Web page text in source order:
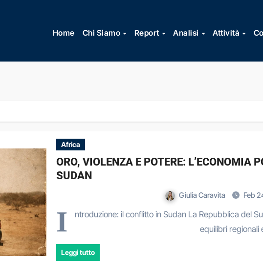
contenuto
Home Chi Siamo Report Analisi Attività
Africa
ORO, VIOLENZA E POTERE: L’ECONOMIA
SUDAN
Giulia Caravita Feb
I
ntroduzione: il conflitto in Sudan La Repubblica del
equilibri regionali
Leggi tutto